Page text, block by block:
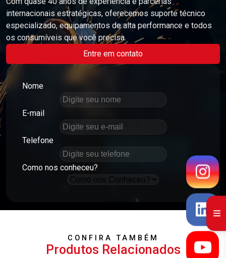
internacionais estratégicas, oferecemos suporte técnico
especializado, equipamentos de alta performance e todos
os consumíveis que você precisa.
Entre em contato
Nome
E-mail
Telefone
Como nos conheceu?
CONFIRA TAMBÉM
Produtos Relacionados